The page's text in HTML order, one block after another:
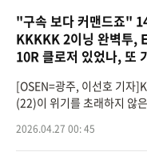
"구속 보다 커맨드죠"
KKKKK 2이닝 완벽투,
10R 클로저 있었나, 또
[OSEN=광주, 이선호 기자
(22)이 위기를 초래하지 않
기에서 2이닝을 탈삼진 5개
2026.04.27 00: 45